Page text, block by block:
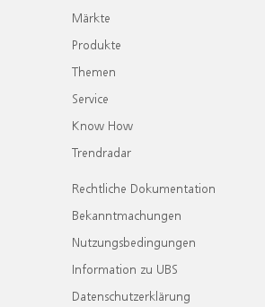
Märkte
Produkte
Themen
Service
Know How
Trendradar
Rechtliche Dokumentation
Bekanntmachungen
Nutzungsbedingungen
Information zu UBS
Datenschutzerklärung